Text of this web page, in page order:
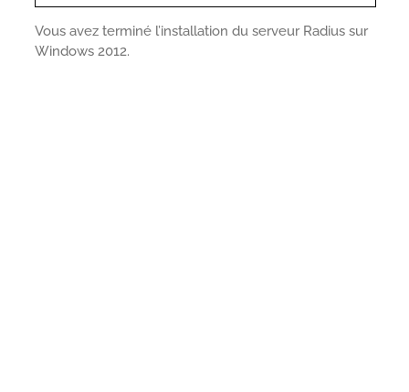
Vous avez terminé l’installation du serveur Radius sur
Windows 2012.